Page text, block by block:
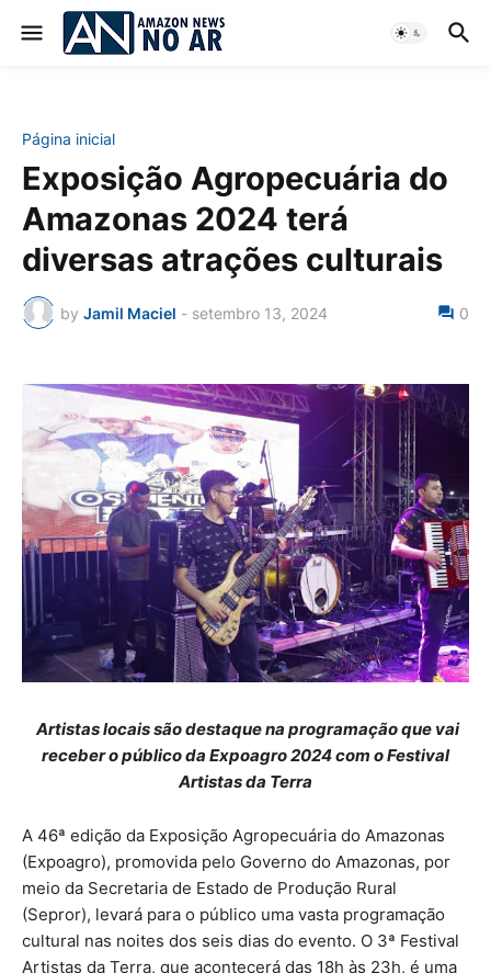
Página inicial
Exposição Agropecuária do
Amazonas 2024 terá
diversas atrações culturais
by Jamil Maciel - setembro 13, 2024 0
Artistas locais são destaque na programação que vai
receber o público da Expoagro 2024 com o Festival
Artistas da Terra
A 46ª edição da Exposição Agropecuária do Amazonas
(Expoagro), promovida pelo Governo do Amazonas, por
meio da Secretaria de Estado de Produção Rural
(Sepror), levará para o público uma vasta programação
cultural nas noites dos seis dias do evento. O 3ª Festival
Artistas da Terra, que acontecerá das 18h às 23h, é uma